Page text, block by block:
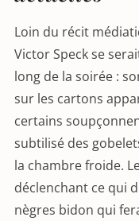
Loin du récit
Victor Speck se
long de la soirée :
sur les cartons
certains
subtilisé des
la chambre froide.
déclenchant ce qui
nègres bidon qui